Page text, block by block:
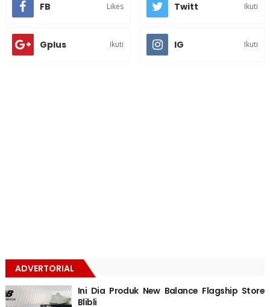
FB Likes Twitt Ikuti
Gplus Ikuti IG Ikuti
ADVERTORIAL
Ini Dia Produk New Balance Flagship Store
Blibli